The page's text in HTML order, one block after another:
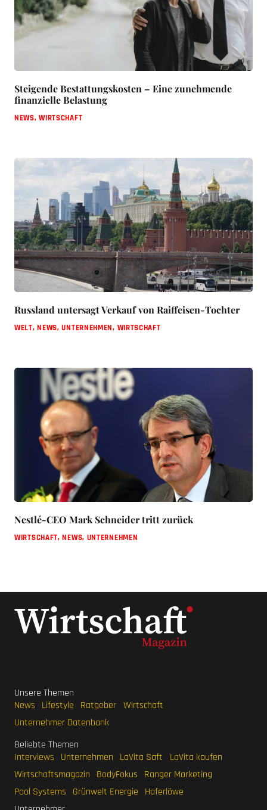
Steigende Bestattungskosten – Eine zunehmende
finanzielle Belastung
NEWS,WIRTSCHAFT
Russland untersagt Verkauf von Raiffeisen-Tochter
WELT,NEWS,UNTERNEHMEN, WIRTSCHAFT
Nestlé-CEO Mark Schneider tritt zurück
WIRTSCHAFT,NEWS, UNTERNEHMEN
Unsere Themen
News
Lifestyle Ratgeber Wirtschaft
Unternehmer Datenbank
Beliebte Themen
Interviews
Unternehmen LaVita Saft
LaVita kaufen
Wirtschaftsmagazin
BodyFokus
Ranger Marketing
Pool Systems
Grünwelt Energie
Haferlöwe